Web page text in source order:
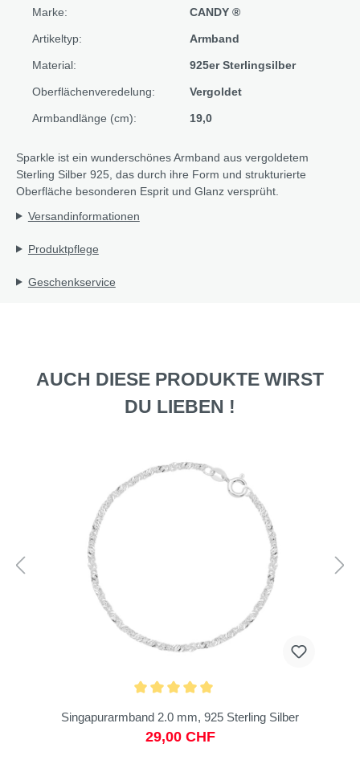
Marke: CANDY ®
Artikeltyp: Armband
Material: 925er Sterlingsilber
Oberflächenveredelung: Vergoldet
Armbandlänge (cm): 19,0
Sparkle ist ein wunderschönes Armband aus vergoldetem
Sterling Silber 925, das durch ihre Form und strukturierte
Oberfläche besonderen Esprit und Glanz versprüht.
Versandinformationen
Produktpflege
Geschenkservice
AUCH DIESE PRODUKTE WIRST
DU LIEBEN !
Singapurarmband 2.0 mm, 925 Sterling Silber
29,00 CHF